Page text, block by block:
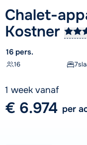
Chalet-
Kostner
16 pers.
16 7
1 week vanaf
€ 6.974 per